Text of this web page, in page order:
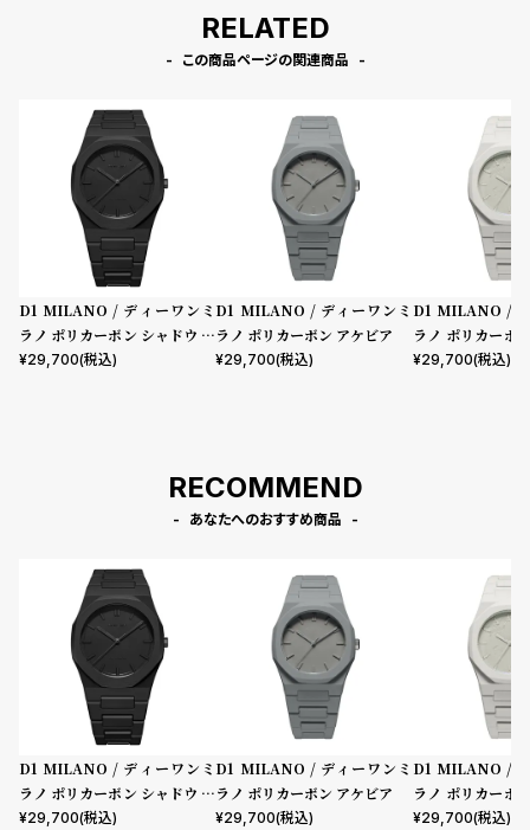
RELATED
この商品ページの関連商品
D1 MILANO / ディーワンミ
ラノ ポリカーボン シャドウ プ
ロジェクトシャドウ
¥29,700(税込)
D1 MILANO / ディーワンミ
ラノ ポリカーボン アケビア
¥29,700(税込)
D1 MILANO /
ラノ ポリカーボ
ト
¥29,700(税込)
RECOMMEND
あなたへのおすすめ商品
D1 MILANO / ディーワンミ
ラノ ポリカーボン シャドウ プ
ロジェクトシャドウ
¥29,700(税込)
D1 MILANO / ディーワンミ
ラノ ポリカーボン アケビア
¥29,700(税込)
D1 MILANO /
ラノ ポリカーボ
ト
¥29,700(税込)